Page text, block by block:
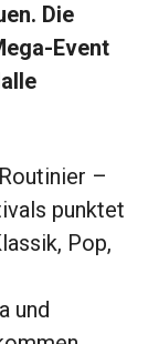
Die
Event
–
punktet
Pop,
und